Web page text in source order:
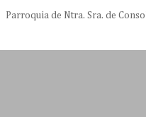
Parroquia de Ntra. Sra. de